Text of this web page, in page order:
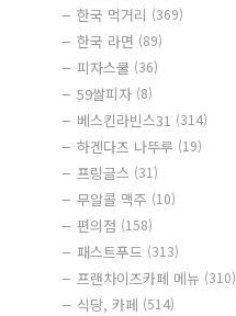
한국 먹거리 (369)
한국 라면 (89)
피자스쿨 (36)
59쌀피자 (8)
베스킨라빈스31 (314)
하겐다즈 나뚜루 (19)
프링글스 (31)
무알콜 맥주 (10)
편의점 (158)
패스트푸드 (313)
프랜차이즈카페 메뉴 (310)
식당, 카페 (514)